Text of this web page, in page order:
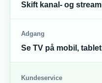
Skift kanal- og
Adgang
Se TV på mobil,
Kundeservice